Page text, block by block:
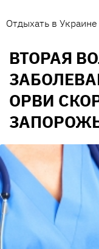
Отдыхать в Украине
ВТОРАЯ
ОРВИ